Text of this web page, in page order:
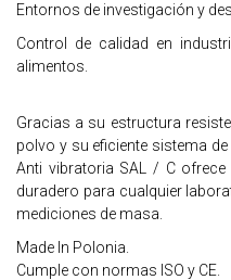
Entornos de investigación y
Control de calidad en
alimentos.
Gracias a su estructura
polvo y su eficiente sistema
Anti vibratoria SAL / C
duradero para cualquier
mediciones de masa.
Made In Polonia.
Cumple con normas ISO y CE.